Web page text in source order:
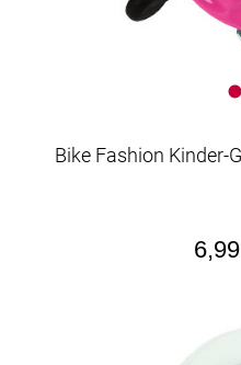
Bike Fashion Kinder-